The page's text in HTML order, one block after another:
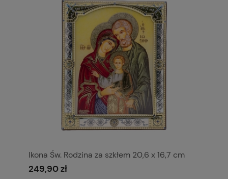
Ikona Św. Rodzina za szkłem 20,6 x 16,7 cm
249,90 zł